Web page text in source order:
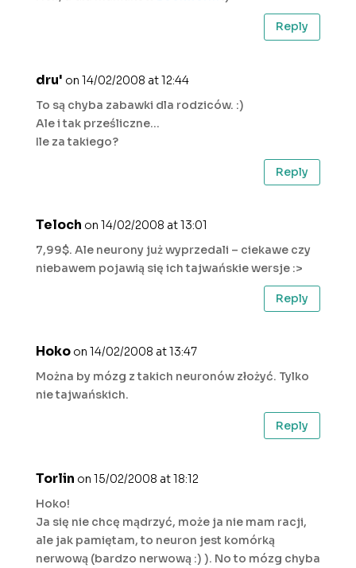
Reply
dru' on 14/02/2008 at 12:44
To są chyba zabawki dla rodziców. :)
Ale i tak prześliczne…
Ile za takiego?
Reply
Teloch on 14/02/2008 at 13:01
7,99$. Ale neurony już wyprzedali – ciekawe czy
niebawem pojawią się ich tajwańskie wersje :>
Reply
Hoko on 14/02/2008 at 13:47
Można by mózg z takich neuronów złożyć. Tylko
nie tajwańskich.
Reply
Torlin on 15/02/2008 at 18:12
Hoko!
Ja się nie chcę mądrzyć, może ja nie mam racji,
ale jak pamiętam, to neuron jest komórką
nerwową (bardzo nerwową :) ). No to mózg chyba